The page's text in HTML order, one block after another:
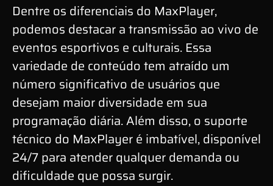
Dentre os diferenciais do MaxPlayer,
podemos destacar a transmissão ao vivo de
eventos esportivos e culturais. Essa
variedade de conteúdo tem atraído um
número significativo de usuários que
desejam maior diversidade em sua
programação diária. Além disso, o suporte
técnico do MaxPlayer é imbatível, disponível
24/7 para atender qualquer demanda ou
dificuldade que possa surgir.